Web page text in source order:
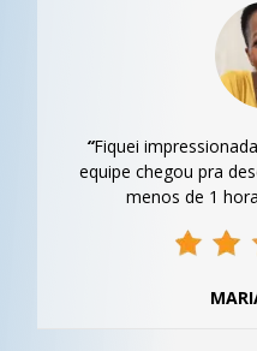
“Fiquei
equipe chegou pra
menos de 1